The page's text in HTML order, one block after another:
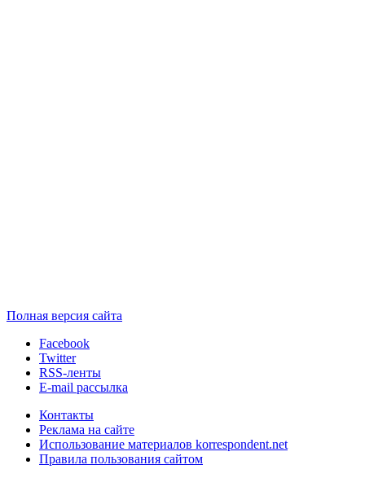
Полная версия сайта
Facebook
Twitter
RSS-ленты
E-mail рассылка
Контакты
Реклама на сайте
Использование материалов korrespondent.net
Правила пользования сайтом